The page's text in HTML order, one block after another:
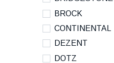
BROCK
CONTINENTAL
DEZENT
DOTZ